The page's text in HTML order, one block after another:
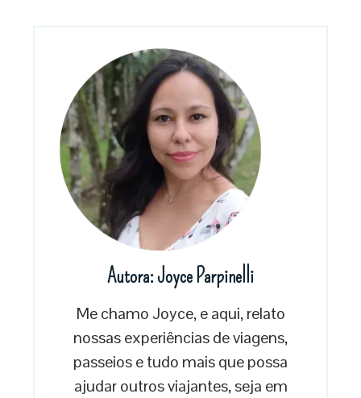
Autora: Joyce Parpinelli
Me chamo Joyce, e aqui, relato
nossas experiências de viagens,
passeios e tudo mais que possa
ajudar outros viajantes, seja em